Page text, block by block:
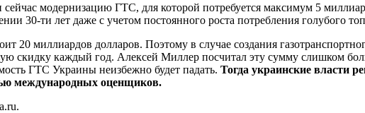
сейчас модернизацию ГТС, для которой потребуется максимум 5
30-ти лет даже с учетом постоянного роста потребления голубого
20 миллиардов долларов. Поэтому в случае создания
скидку каждый год. Алексей Миллер посчитал эту сумму слишком
ГТС Украины неизбежно будет падать. Тогда украинские власти
международных оценщиков.